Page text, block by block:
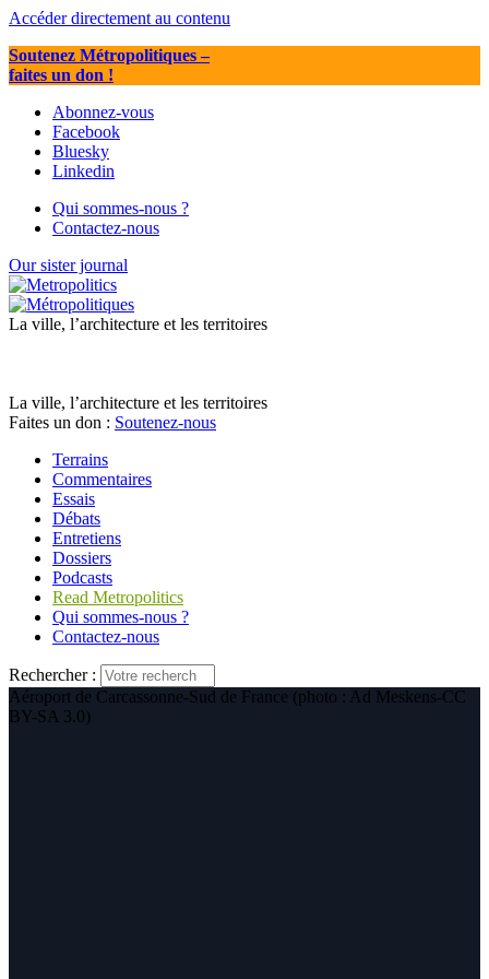
Accéder directement au contenu
Soutenez Métropolitiques–
faites un don !
Abonnez-vous
Facebook
Bluesky
Linkedin
Qui sommes-nous ?
Contactez-nous
Our sister journal
La ville, l’architecture et les territoires
La ville, l’architecture et les territoires
Faites un don : Soutenez-nous
Terrains
Commentaires
Essais
Débats
Entretiens
Dossiers
Podcasts
Read Metropolitics
Qui sommes-nous ?
Contactez-nous
Rechercher :
Aéroport de Carcassonne-Sud de France (photo : Ad Meskens-CC
BY-SA 3.0)